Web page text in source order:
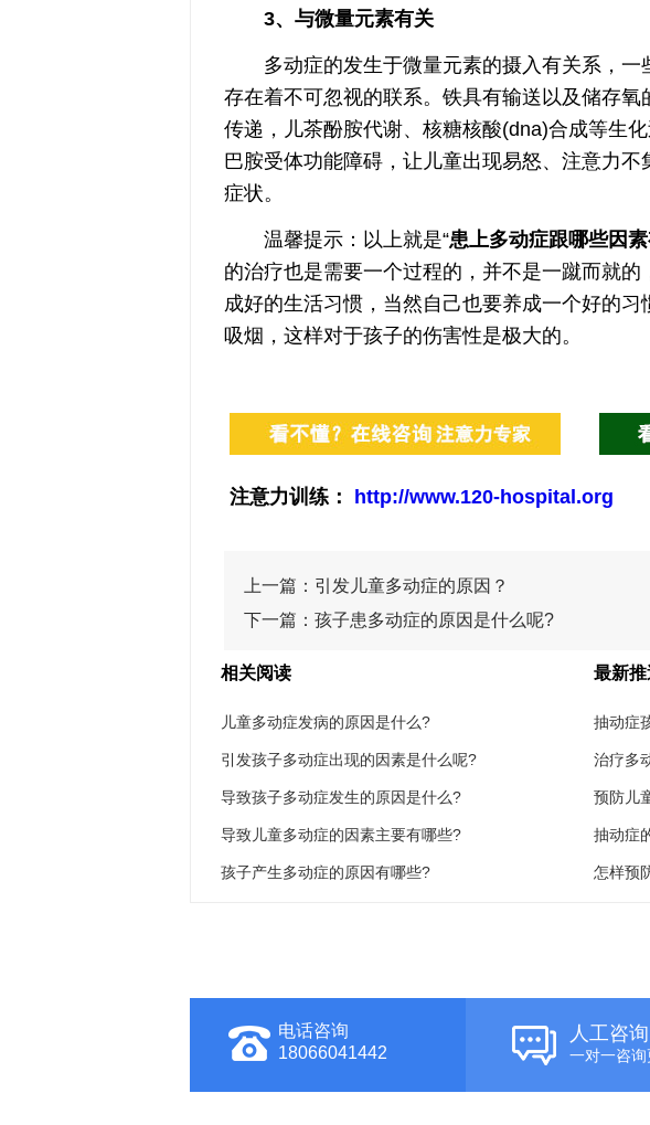
3、与微量元素有关
多动症的发生于微量元素的摄入有关系，一
存在着不可忽视的联系。铁具有输送以及储存
传递，儿茶酚胺代谢、核糖核酸(dna)合成等生
巴胺受体功能障碍，让儿童出现易怒、注意力
症状。
温馨提示：以上就是“患上多动症跟哪些因
的治疗也是需要一个过程的，并不是一蹴而就
成好的生活习惯，当然自己也要养成一个好的
吸烟，这样对于孩子的伤害性是极大的。
注意力训练： http://www.120-hospital.org
上一篇： 引发儿童多动症的原因？
下一篇： 孩子患多动症的原因是什么呢?
相关阅读
儿童多动症发病的原因是什么?
引发孩子多动症出现的因素是什么呢?
导致孩子多动症发生的原因是什么?
导致儿童多动症的因素主要有哪些?
孩子产生多动症的原因有哪些?
最新推
抽动症
治疗多
预防儿
抽动症
怎样预
电话咨询
18066041442
人工咨询
一对一咨询